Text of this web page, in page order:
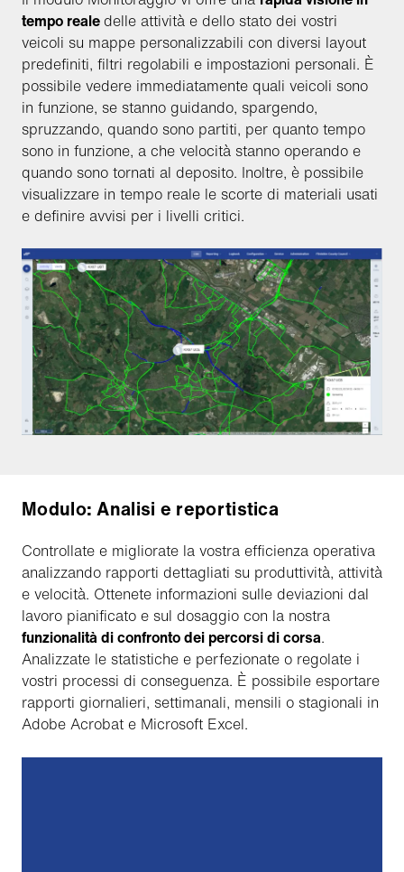
tempo realedelle attività e dello stato dei vostri
veicoli su mappe personalizzabili con diversi layout
predefiniti, filtri regolabili e impostazioni personali. È
possibile vedere immediatamente quali veicoli sono
in funzione, se stanno guidando, spargendo,
spruzzando, quando sono partiti, per quanto tempo
sono in funzione, a che velocità stanno operando e
quando sono tornati al deposito. Inoltre, è possibile
visualizzare in tempo reale le scorte di materiali usati
e definire avvisi per i livelli critici.
Modulo: Analisi e reportistica
Controllate e migliorate la vostra efficienza operativa
analizzando rapporti dettagliati su produttività, attività
e velocità. Ottenete informazioni sulle deviazioni dal
lavoro pianificato e sul dosaggio con la nostra
funzionalità di confronto dei percorsi di corsa.
Analizzate le statistiche e perfezionate o regolate i
vostri processi di conseguenza. È possibile esportare
rapporti giornalieri, settimanali, mensili o stagionali in
Adobe Acrobat e Microsoft Excel.